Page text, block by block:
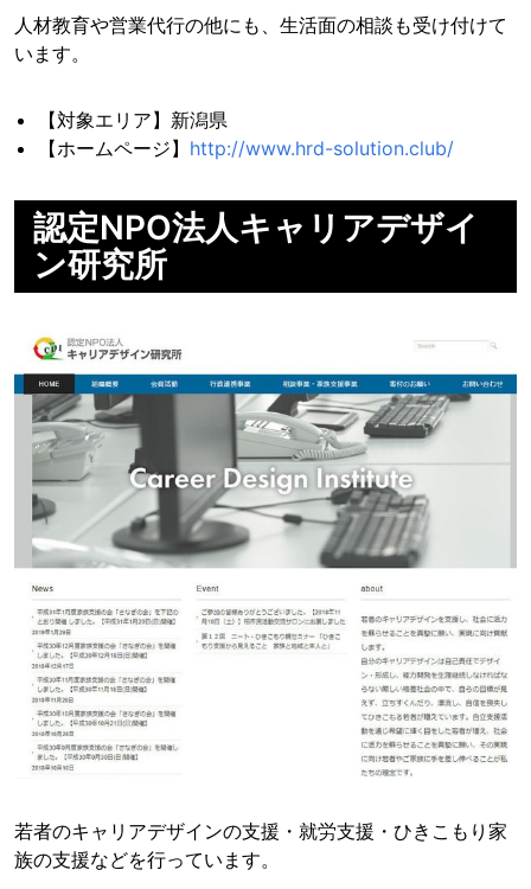
人材教育や営業代行の他にも、生活面の相談も受け付けて
います。
【対象エリア】新潟県
【ホームページ】 http://www.hrd-solution.club/
認定NPO法人キャリアデザイ
ン研究所
若者のキャリアデザインの支援・就労支援・ひきこもり家
族の支援などを行っています。